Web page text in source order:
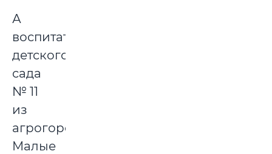
А
воспитатели
детского
сада
№ 11
из
агрогородка
Малые